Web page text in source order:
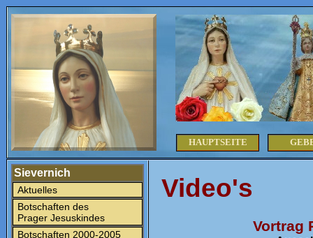
HAUPTSEITE
Sievernich
Aktuelles
Botschaften des
Prager Jesuskindes
Botschaften 2000-2005
Video's
Vortrag